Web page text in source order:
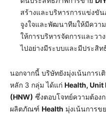
สร้างและบริหารการแข่งขัน
จูงใจและพัฒนาทีมให้มีควา
ให้การบริหารจัดการและว
ไปอย่างมีระบบและมีประสิ
นอกจากนี้ บริษัทยังมุ่งเน้นการ
หลัก 3 กลุ่ม ได้แก่ Health, Unit
(HNW) ซึ่งตอบโจทย์ความต้อง
ผลิตภัณฑ์ Health มุ่งเน้นการข